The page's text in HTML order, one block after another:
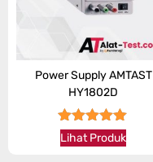
Power Supply AMTAST
HY1802D
★★★★★
Lihat Produk